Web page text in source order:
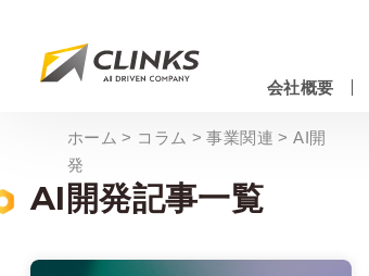
会社概要
ホーム > コラム >事業関連 >AI開
発
AI開発記事一覧